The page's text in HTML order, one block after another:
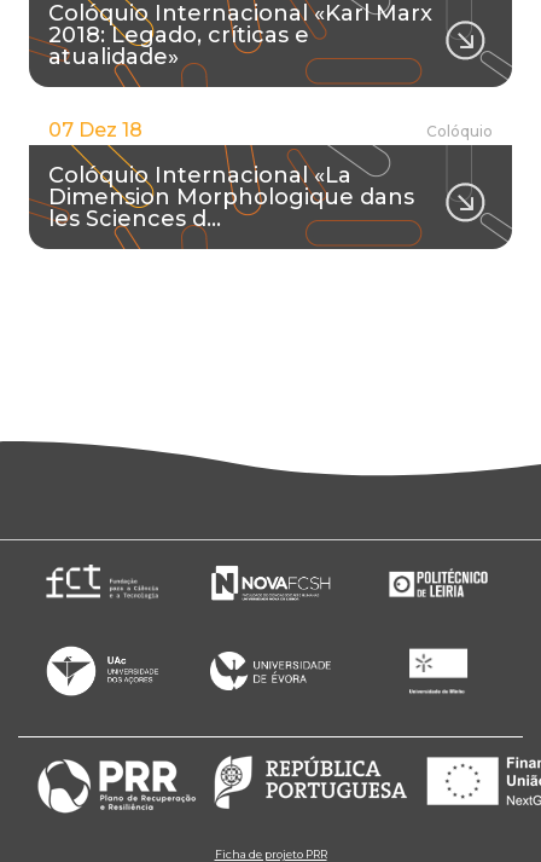
Colóquio Internacional «Karl Marx
2018: Legado, críticas e
atualidade»
07 Dez 18 Colóquio
Colóquio Internacional «La
Dimension Morphologique dans
les Sciences d…
Ficha de projeto PRR